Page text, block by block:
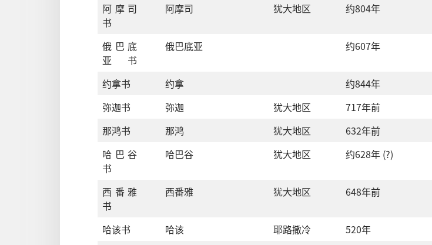
阿摩司
书
阿摩司 犹大地区 约804年
俄巴底
亚书
俄巴底亚 约607年
约拿书 约拿 约844年
弥迦书
弥迦 犹大地区 717年前
那鸿书
那鸿 犹大地区 632年前
哈巴谷
书
哈巴谷 犹大地区 约628年 (?)
西番雅
书
西番雅 犹大地区 648年前
哈该书 哈该 耶路撒冷 520年